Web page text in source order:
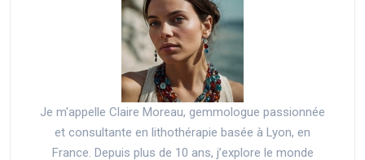
Je m'appelle Claire Moreau, gemmologue passionnée
et consultante en lithothérapie basée à Lyon, en
France. Depuis plus de 10 ans, j’explore le monde